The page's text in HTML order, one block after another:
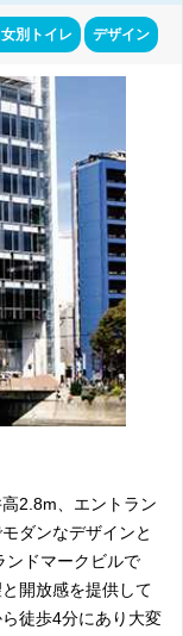
別トイレ デザイン
2.8m、エントラン
ダンなデザインと
ンドマークビルで
開放感を提供して
徒歩4分にあり大変